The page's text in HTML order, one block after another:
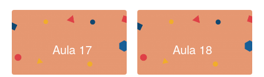
Aula 17 Aula 18